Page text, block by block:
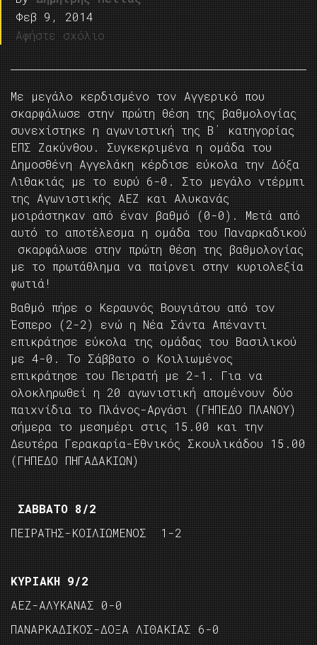
Φεβ 9, 2014
Αφήστε σχόλιο
Με μεγάλο κερδισμένο τον Αγγερικό που
σκαρφάλωσε στην πρώτη θέση της βαθμολογίας
συνεχίστηκε η αγωνιστική της Β΄ κατηγορίας
ΕΠΣ Ζακύνθου. Συγκεκριμένα η ομάδα του
Δημοσθένη Αγγελάκη κέρδισε εύκολα την Δόξα
Λιθακιάς με το ευρύ 6-0. Στο μεγάλο ντέρμπι
της Αγωνιστικής ΑΕΖ και Αλυκανάς
μοιράστηκαν από έναν βαθμό (0-0). Μετά από
αυτό το αποτέλεσμα η ομάδα του Παναρκαδικού
σκαρφάλωσε στην πρώτη θέση της βαθμολογίας
με το πρωτάθλημα να παίρνει στην κυριολεξία
φωτιά!
Βαθμό πήρε ο Κεραυνός Βουγιάτου από τον
Έσπερο (2-2) ενώ η Νέα Σάντα Απέναντι
επικράτησε εύκολα της ομάδας του Βασιλικού
με 4-0. Το Σάββατο ο Κοιλιωμένος
επικράτησε του Πειρατή με 2-1. Για να
ολοκληρωθεί η 20 αγωνιστική απομένουν δύο
παιχνίδια το Πλάνος-Αργάσι (ΓΗΠΕΔΟ ΠΛΑΝΟΥ)
σήμερα το μεσημέρι στις 15.00 και την
Δευτέρα Γερακαρία-Εθνικός Σκουλικάδου 15.00
(ΓΗΠΕΔΟ ΠΗΓΑΔΑΚΙΩΝ)
ΣΑΒΒΑΤΟ 8/2
ΠΕΙΡΑΤΗΣ-ΚΟΙΛΙΩΜΕΝΟΣ 1-2
ΚΥΡΙΑΚΗ 9/2
ΑΕΖ-ΑΛΥΚΑΝΑΣ 0-0
ΠΑΝΑΡΚΑΔΙΚΟΣ-ΔΟΞΑ ΛΙΘΑΚΙΑΣ 6-0